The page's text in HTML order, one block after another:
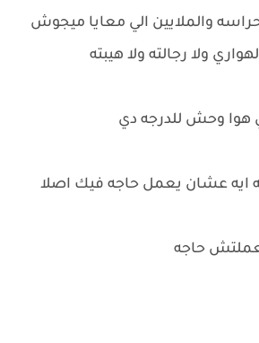
والملايين الي معايا ميجوش
وحش للدرجه دي
ايه عشان يعمل حاجه فيك اصلا
حاجه